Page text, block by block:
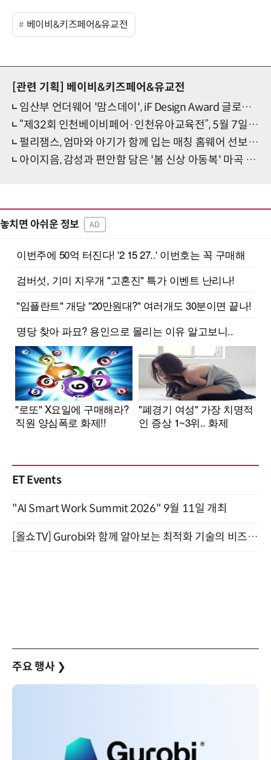
베이비&키즈페어&유교전
[관련 기획]
베이비&키즈페어&유교전
임산부 언더웨어 '맘스데이', iF Design Award 글로벌 수상
“제32회 인천베이비페어·인천유아교육전”, 5월 7일 송도컨벤시아에서 개막
펄리잼스, 엄마와 아기가 함께 입는 매칭 홈웨어 선보인다
아이지음, 감성과 편안함 담은 '봄 신상 아동복' 마곡 베이비페어에서 선보여
놓치면 아쉬운 정보 AD
ET Events
"AI Smart Work Summit 2026" 9월 11일 개최
[올쇼TV] Gurobi와 함께 알아보는 최적화 기술의 비즈니스 활용 (8월 20일 생방송)
주요 행사 ❯